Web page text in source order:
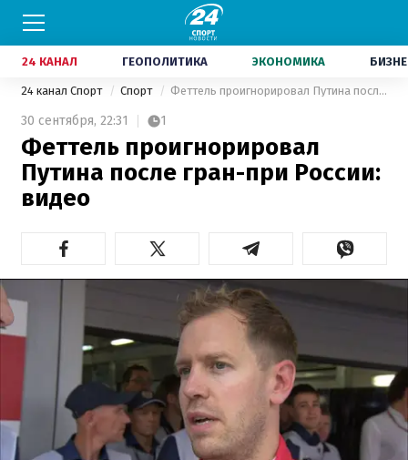
24 КАНАЛ ГЕОПОЛИТИКА ЭКОНОМИКА
24 канал Спорт Спорт Феттель проигнорировал Путина после гран-при России: видео
30 сентября, 22:31 1
Феттель проигнорировал
Путина после гран-при России:
видео